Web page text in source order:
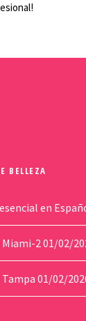
BELLEZA
en
Miami-201/02/
Tampa 01/02/